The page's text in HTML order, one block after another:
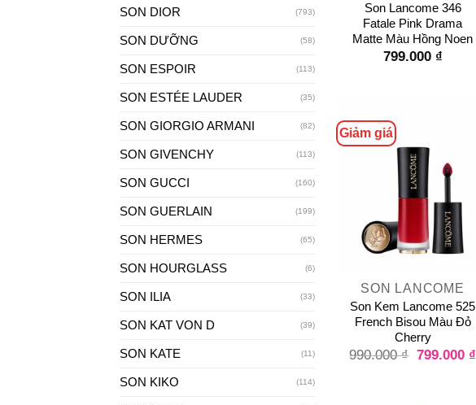
SON DIOR (793)
SON DƯỠNG (58)
SON ESPOIR (113)
SON ESTÉE LAUDER (35)
SON GIORGIO ARMANI (82)
SON GIVENCHY (113)
SON GUCCI (160)
SON GUERLAIN (199)
SON HERMES (65)
SON HOURGLASS (6)
SON ILIA (33)
SON KAT VON D (39)
SON KATE (11)
SON KIKO (114)
Son Lancome 346
Fatale Pink Drama
Matte Màu Hồng Noen
799.000 ₫
Giảm giá
SON LANCOME
Son Kem Lancome 525
French Bisou Màu Đỏ
Cherry
990.000₫ 799.000 ₫